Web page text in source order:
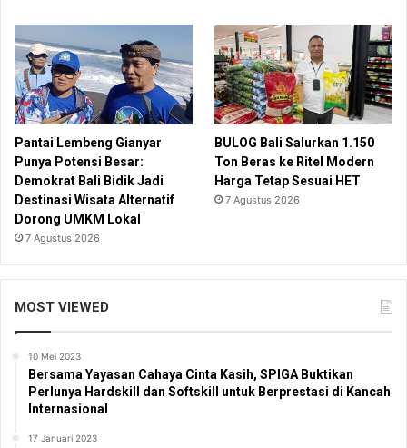
Pantai Lembeng Gianyar
Punya Potensi Besar:
Demokrat Bali Bidik Jadi
Destinasi Wisata Alternatif
Dorong UMKM Lokal
7 Agustus 2026
BULOG Bali Salurkan 1.150
Ton Beras ke Ritel Modern
Harga Tetap Sesuai HET
7 Agustus 2026
MOST VIEWED
10 Mei 2023
Bersama Yayasan Cahaya Cinta Kasih, SPIGA Buktikan
Perlunya Hardskill dan Softskill untuk Berprestasi di Kancah
Internasional
17 Januari 2023